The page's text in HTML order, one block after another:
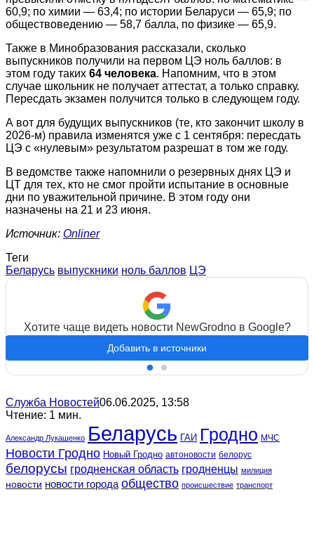
60,9; по химии — 63,4; по истории Беларуси — 65,9; по
обществоведению — 58,7 балла, по физике — 65,9.
Также в Минобразования рассказали, сколько
выпускников получили на первом ЦЭ ноль баллов: в
этом году таких 64 человека. Напомним, что в этом
случае школьник не получает аттестат, а только справку.
Пересдать экзамен получится только в следующем году.
А вот для будущих выпускников (те, кто закончит школу в
2026-м) правила изменятся уже с 1 сентября: пересдать
ЦЭ с «нулевым» результатом разрешат в том же году.
В ведомстве также напомнили о резервных днях ЦЭ и
ЦТ для тех, кто не смог пройти испытание в основные
дни по уважительной причине. В этом году они
назначены на 21 и 23 июня.
Источник: Onliner
Теги
Беларусь выпускники ноль баллов ЦЭ
Хотите чаще видеть новости NewGrodno в Google?
Добавить в источники
Служба Новостей06.06.2025, 13:58
Чтение: 1 мин.
Александр Лукашенко Беларусь ГАИ Гродно МЧС
Новости Гродно Новый Гродно автоновости белорус
белорусы гродненская область гродненцы милиция
новости новости города общество происшествие транспорт